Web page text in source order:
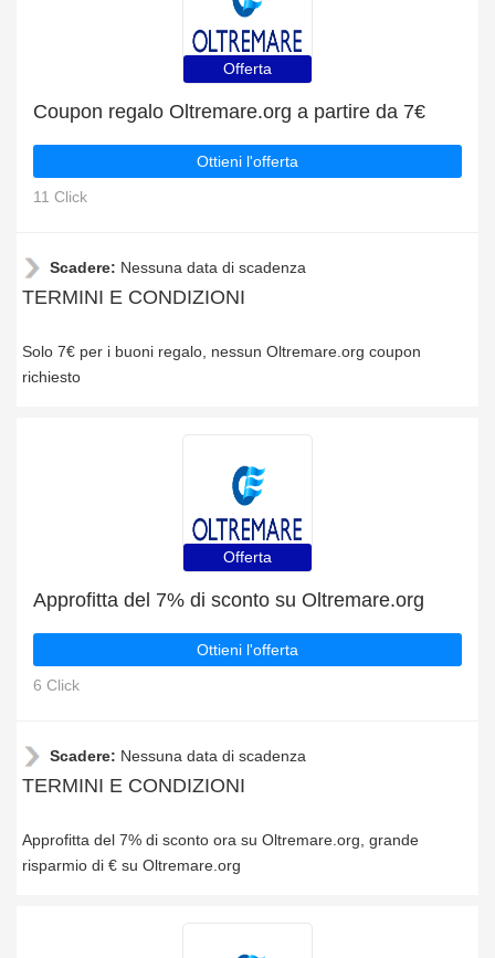
Offerta
Coupon regalo Oltremare.org a partire da 7€
Ottieni l'offerta
11 Click
Scadere: Nessuna data di scadenza
TERMINI E CONDIZIONI
Solo 7€ per i buoni regalo, nessun Oltremare.org coupon
richiesto
Offerta
Approfitta del 7% di sconto su Oltremare.org
Ottieni l'offerta
6 Click
Scadere: Nessuna data di scadenza
TERMINI E CONDIZIONI
Approfitta del 7% di sconto ora su Oltremare.org, grande
risparmio di € su Oltremare.org